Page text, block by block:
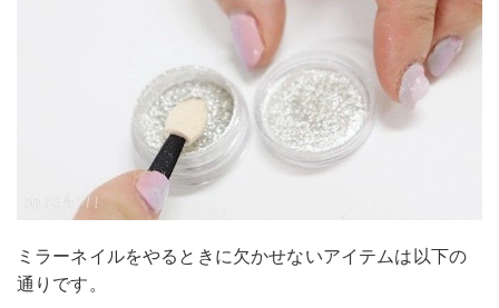
ミラーネイルをやるときに欠かせないアイテムは以下の
通りです。